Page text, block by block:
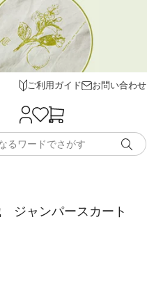
ご利用ガイド お問い合わせ
ジャンパースカート